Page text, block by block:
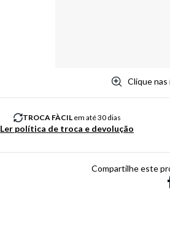
Clique nas
TROCA FÀCILem até 30 dias
Ler política de troca e devolução
Compartilhe este